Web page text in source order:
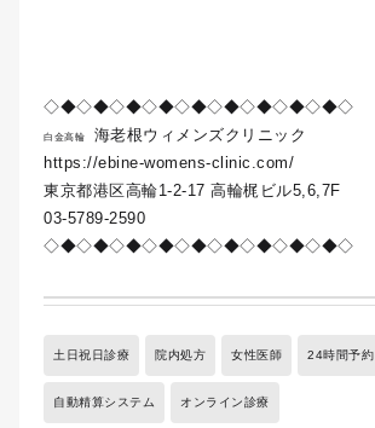
◇◆◇◆◇◆◇◆◇◆◇◆◇◆◇◆◇◆◇
白金高輪
海老根ウィメンズクリニック
https://ebine-womens-clinic.com/
東京都港区高輪1-2-17 高輪梶ビル5,6,7F
03-5789-2590
◇◆◇◆◇◆◇◆◇◆◇◆◇◆◇◆◇◆◇
土日祝日診療 院内処方 女性医師 24時間予約
自動精算システム オンライン診療